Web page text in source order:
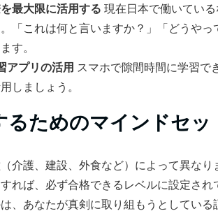
最大限に活用する 現在日本で働いてい
「これは何と言いますか？」「どうや
す。
アプリの活用 スマホで隙間時間に学習で
しましょう。
るためのマインドセッ
介護、建設、外食など）によって異な
れば、必ず合格できるレベルに設定され
は、あなたが真剣に取り組もうとしてい